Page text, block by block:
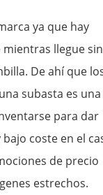
ya que hay
llegue sin
De ahí que
subasta es una
para dar
coste en el
de precio
estrechos.